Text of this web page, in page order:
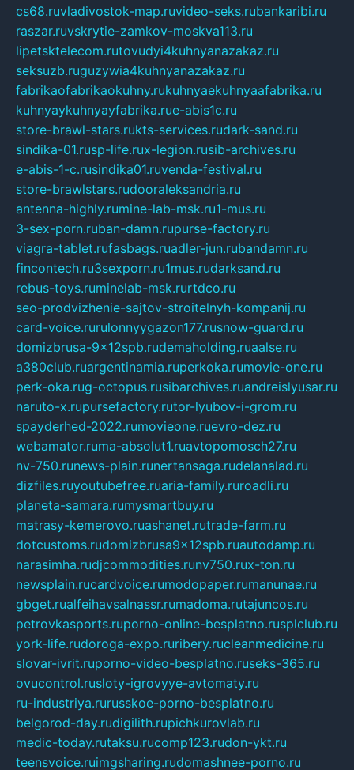
cs68.ruvladivostok-map.ruvideo-seks.rubankaribi.ru
raszar.ruvskrytie-zamkov-moskva113.ru
lipetsktelecom.rutovudyi4kuhnyanazakaz.ru
seksuzb.ruguzywia4kuhnyanazakaz.ru
fabrikaofabrikaokuhny.rukuhnyaekuhnyaafabrika.ru
kuhnyaykuhnyayfabrika.rue-abis1c.ru
store-brawl-stars.rukts-services.rudark-sand.ru
sindika-01.rusp-life.rux-legion.rusib-archives.ru
e-abis-1-c.rusindika01.ruvenda-festival.ru
store-brawlstars.rudooraleksandria.ru
antenna-highly.rumine-lab-msk.ru1-mus.ru
3-sex-porn.ruban-damn.rupurse-factory.ru
viagra-tablet.rufasbags.ruadler-jun.rubandamn.ru
fincontech.ru3sexporn.ru1mus.rudarksand.ru
rebus-toys.ruminelab-msk.rurtdco.ru
seo-prodvizhenie-sajtov-stroitelnyh-kompanij.ru
card-voice.rurulonnyygazon177.rusnow-guard.ru
domizbrusa-9x12spb.rudemaholding.ruaalse.ru
a380club.ruargentinamia.ruperkoka.rumovie-one.ru
perk-oka.rug-octopus.rusibarchives.ruandreislyusar.ru
naruto-x.rupursefactory.rutor-lyubov-i-grom.ru
spayderhed-2022.rumovieone.ruevro-dez.ru
webamator.ruma-absolut1.ruavtopomosch27.ru
nv-750.runews-plain.runertansaga.rudelanalad.ru
dizfiles.ruyoutubefree.ruaria-family.ruroadli.ru
planeta-samara.rumysmartbuy.ru
matrasy-kemerovo.ruashanet.rutrade-farm.ru
dotcustoms.rudomizbrusa9x12spb.ruautodamp.ru
narasimha.rudjcommodities.runv750.rux-ton.ru
newsplain.rucardvoice.rumodopaper.rumanunae.ru
gbget.rualfeihavsalnassr.rumadoma.rutajuncos.ru
petrovkasports.ruporno-online-besplatno.rusplclub.ru
york-life.rudoroga-expo.ruribery.rucleanmedicine.ru
slovar-ivrit.ruporno-video-besplatno.ruseks-365.ru
ovucontrol.rusloty-igrovyye-avtomaty.ru
ru-industriya.rurusskoe-porno-besplatno.ru
belgorod-day.rudigilith.rupichkurovlab.ru
medic-today.rutaksu.rucomp123.rudon-ykt.ru
teensvoice.ruimgsharing.rudomashnee-porno.ru